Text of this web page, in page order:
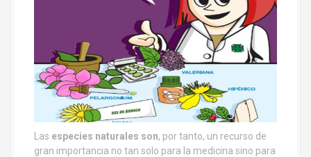
Las especies naturales son, por tanto, un recurso de
gran importancia no tan solo para la medicina sino para